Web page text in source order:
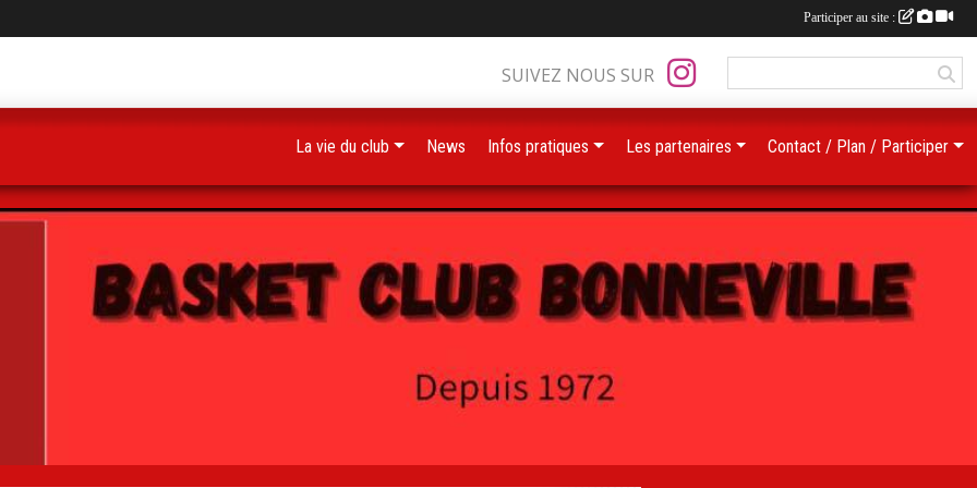
SUIVEZ NOUS SUR
La vie du club News Infos pratiques Les partenaires Contact / Plan / Participer
Participer au site :